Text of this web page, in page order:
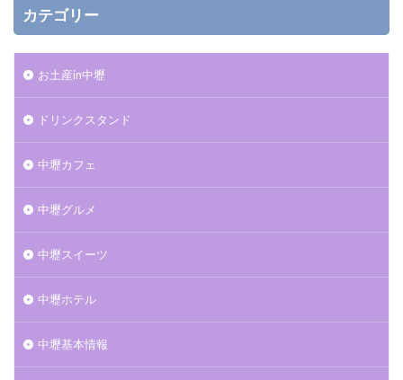
カテゴリー
お土産in中壢
ドリンクスタンド
中壢カフェ
中壢グルメ
中壢スイーツ
中壢ホテル
中壢基本情報